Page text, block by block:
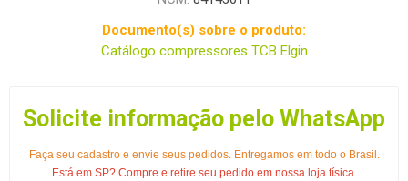
Documento(s) sobre o produto:
Catálogo compressores TCB Elgin
Solicite informação pelo WhatsApp
Faça seu cadastro e envie seus pedidos. Entregamos em todo o Brasil.
Está em SP? Compre e retire seu pedido em nossa loja física.